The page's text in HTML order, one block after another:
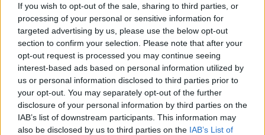
If you wish to opt-out of the sale, sharing to third parties, or
processing of your personal or sensitive information for
targeted advertising by us, please use the below opt-out
section to confirm your selection. Please note that after your
opt-out request is processed you may continue seeing
interest-based ads based on personal information utilized by
us or personal information disclosed to third parties prior to
your opt-out. You may separately opt-out of the further
disclosure of your personal information by third parties on the
IAB’s list of downstream participants. This information may
also be disclosed by us to third parties on the IAB’s List of